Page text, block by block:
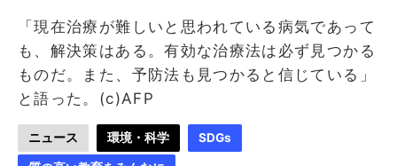
「現在治療が難しいと思われている病気であって
も、解決策はある。有効な治療法は必ず見つかる
ものだ。また、予防法も見つかると信じている」
と語った。(c)AFP
ニュース 環境・科学 SDGs